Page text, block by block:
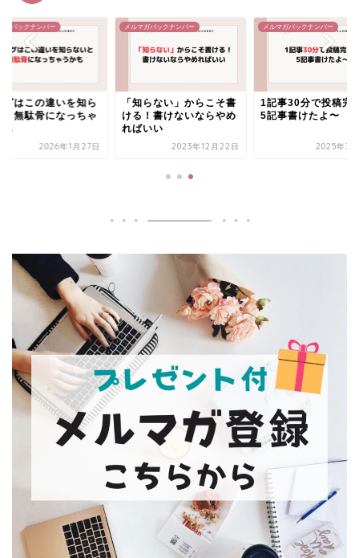
ガバックナンバー
グはこの違いを知ら
と無駄骨になっちゃ
も
2026年1月27日
メルマガバックナンバー
「知らない」からこそ書
ける！書けないならやめ
ればいい
2023年12月22日
メルマガバックナンバー
1記事30分で投稿完
5記事書けたよ〜
2025年3